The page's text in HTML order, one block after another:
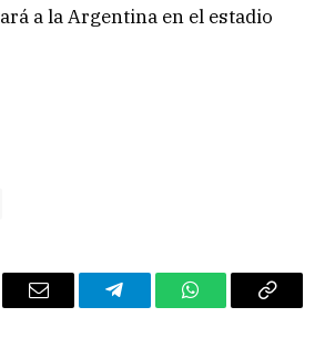
a la Argentina en el estadio
Email TelegramWhatsAppCopy